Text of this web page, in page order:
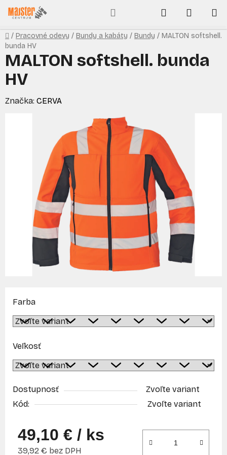
Prejsť
na
obsah
Hľadať
KOŠÍK
Domov
/ Pracovné odevy / Bundy a kabáty / Bundy / MALTON softshell.
bunda HV
Farba
Veľkosť
Dostupnosť
Zvoľte variant
Kód:
Zvoľte variant
49,10 € / ks
39,92 € bez DPH
MALTON softshell. bunda
HV
Značka: CERVA